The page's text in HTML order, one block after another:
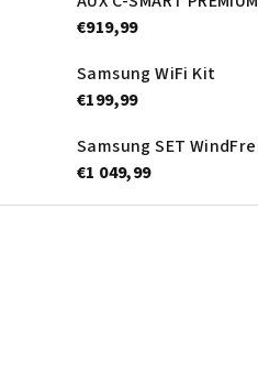
€919,99
Samsung WiFi Kit
€199,99
€1 049,99